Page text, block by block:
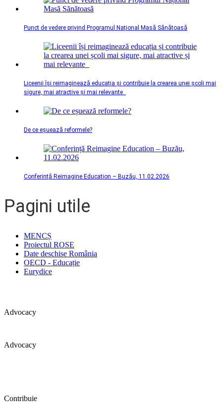
Punct de vedere privind Programul Național Masă Sănătoasă
Liceenii își reimaginează educația și contribuie la crearea unei școli mai
sigure, mai atractive și mai relevante
De ce eșuează reformele?
Conferință Reimagine Education – Buzău, 11.02.2026
Pagini utile
MENCȘ
Proiectul ROSE
Date deschise România
OECD - Educație
Eurydice
Advocacy
Advocacy
Contribuie